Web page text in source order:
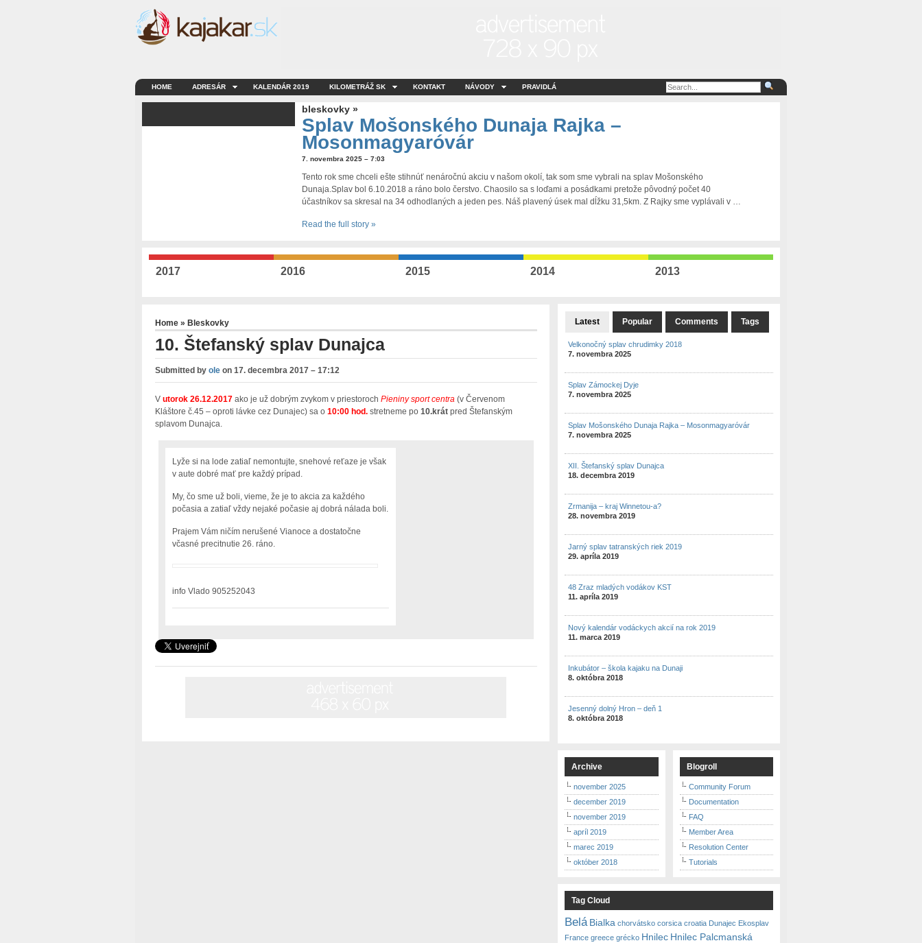
HOME ADRESÁR KALENDÁR 2019 KILOMETRÁŽ SK KONTAKT NÁVODY PRAVIDLÁ
bleskovky »
Splav Mošonského Dunaja Rajka –
Mosonmagyaróvár
7. novembra 2025 – 7:03
Tento rok sme chceli ešte stihnúť nenáročnú akciu v našom okolí, tak som sme vybrali na splav Mošonského
Dunaja.Splav bol 6.10.2018 a ráno bolo čerstvo. Chaosilo sa s loďami a posádkami pretože pôvodný počet 40
účastníkov sa skresal na 34 odhodlaných a jeden pes. Náš plavený úsek mal dĺžku 31,5km. Z Rajky sme vyplávali v …
Read the full story »
2017 2016 2015 2014 2013
Home » Bleskovky
10. Štefanský splav Dunajca
Submitted by oleon 17. decembra 2017 – 17:12
V utorok 26.12.2017ako je už dobrým zvykom v priestoroch Pieniny sport centra (v Červenom
Kláštore č.45 – oproti lávke cez Dunajec) sa o 10:00 hod.stretneme po 10.krát pred Štefanským
splavom Dunajca.
Lyže si na lode zatiaľ nemontujte, snehové reťaze je však
v aute dobré mať pre každý prípad.
My, čo sme už boli, vieme, že je to akcia za každého
počasia a zatiaľ vždy nejaké počasie aj dobrá nálada boli.
Prajem Vám ničím nerušené Vianoce a dostatočne
včasné precitnutie 26. ráno.
info Vlado 905252043
Latest Popular Comments Tags
Velkonočný splav chrudimky 2018
7. novembra 2025
Splav Zámockej Dyje
7. novembra 2025
Splav Mošonského Dunaja Rajka – Mosonmagyaróvár
7. novembra 2025
XII. Štefanský splav Dunajca
18. decembra 2019
Zrmanija – kraj Winnetou-a?
28. novembra 2019
Jarný splav tatranských riek 2019
29. apríla 2019
48 Zraz mladých vodákov KST
11. apríla 2019
Nový kalendár vodáckych akcií na rok 2019
11. marca 2019
Inkubátor – škola kajaku na Dunaji
8. októbra 2018
Jesenný dolný Hron – deň 1
8. októbra 2018
Archive
november 2025
december 2019
november 2019
apríl 2019
marec 2019
október 2018
Blogroll
Community Forum
Documentation
FAQ
Member Area
Resolution Center
Tutorials
Tag Cloud
Belá Bialka chorvátsko corsica croatia Dunajec Ekosplav
France greece grécko Hnilec Hnilec Palcmanská